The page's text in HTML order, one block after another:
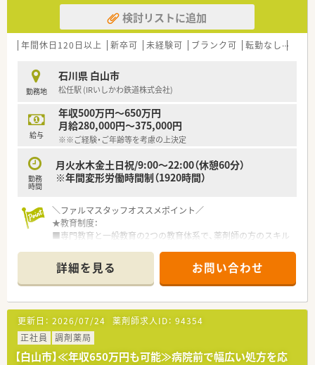
【想定される業務内容】
■主に整形外科の処方箋を応需しており、専門性を高めていくこ
とができます。
通してスキルを磨けます。
■在庫管理はすべて事務スタッフが担当するため、薬剤師は本来
業務に集中できます。
検討リストに追加
年間休日120日以上 新卒可 未経験可 ブランク可 転勤なし
勤務地
石川県 白山市
松任駅 (IRいしかわ鉄道株式会社)
給与
年収500万円～650万円
月給280,000円～375,000円
※※ご経験・ご年齢等を考慮の上決定
勤務
時間
月火水木金土日祝/9:00～22:00（休憩60分）
※年間変形労働時間制（1920時間）
＼ファルマスタッフオススメポイント／
★教育制度：
■専門教育と一般教育の2つの教育体系で、薬剤師の方のスキル
■薬剤師としてのスキルを活かし、将来的にはマネジメントやバ
イヤー業務などさまざまなフィールドにチャレンジしていただ
けます。1,000人以上の先輩薬剤師が既に活躍中です！
★福利厚生制度：
■書籍の購入や通信教育・eラーニングなど社員割引制度あり◎
■そのほか嬉しい買い物割引制度や財形貯蓄制度、共済会、介
護・育児制度など従業員の方が長くお勤め頂ける環境です
詳細を見る お問い合わせ
更新日： 2026/07/24 薬剤師求人ID： 94354
正社員
調剤薬局
【白山市】≪年収650万円も可能≫病院前で幅広い処方を応